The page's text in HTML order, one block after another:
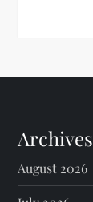
Archives
August 2026